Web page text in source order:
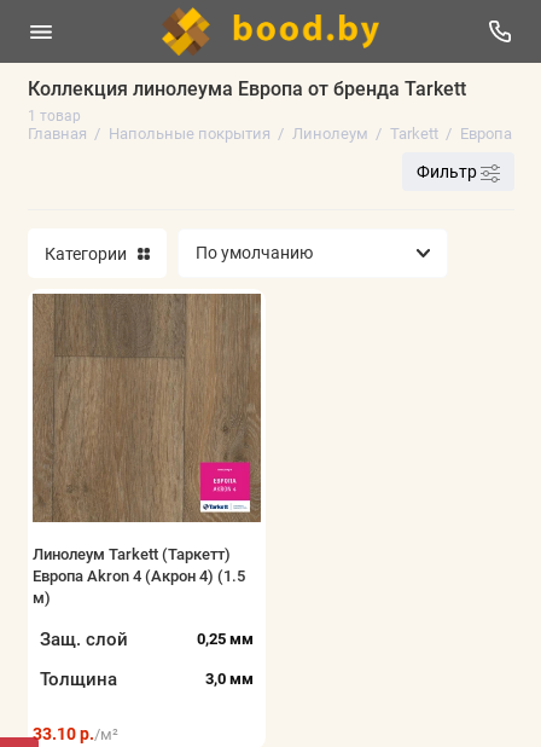
Коллекция линолеума Европа от бренда Tarkett
1 товар
Главная Напольные покрытия Линолеум Tarkett Европа
Линолеум
Виниловые полы
Паркетная доска
Ковролин
Искусственная трава
Аксессуары
Показать все
Фильтр
Категории
Линолеум Tarkett (Таркетт)
Европа Akron 4 (Акрон 4) (1.5
м)
Защ. слой 0,25 мм
Толщина 3,0 мм
33.10 р./м²